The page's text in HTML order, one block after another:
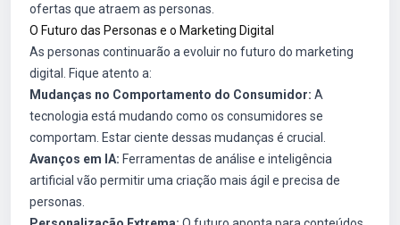
ofertas que atraem as personas.
O Futuro das Personas e o Marketing Digital
As personas continuarão a evoluir no futuro do marketing
digital. Fique atento a:
Mudanças no Comportamento do Consumidor: A
tecnologia está mudando como os consumidores se
comportam. Estar ciente dessas mudanças é crucial.
Avanços em IA: Ferramentas de análise e inteligência
artificial vão permitir uma criação mais ágil e precisa de
personas.